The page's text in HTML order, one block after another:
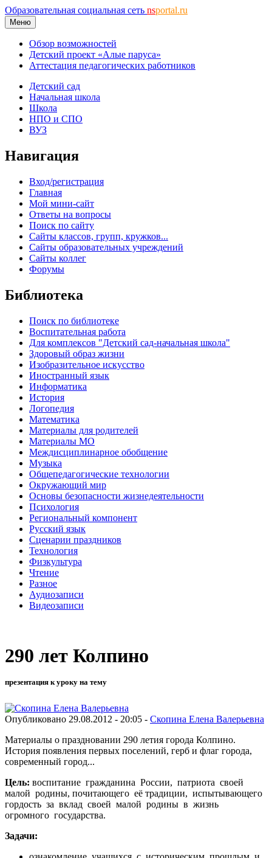
Образовательная социальная сеть nsportal.ru
Меню
Обзор возможностей
Детский проект «Алые паруса»
Аттестация педагогических работников
Детский сад
Начальная школа
Школа
НПО и СПО
ВУЗ
Навигация
Вход/регистрация
Главная
Мой мини-сайт
Ответы на вопросы
Поиск по сайту
Сайты классов, групп, кружков...
Сайты образовательных учреждений
Сайты коллег
Форумы
Библиотека
Поиск по библиотеке
Воспитательная работа
Для комплексов "Детский сад-начальная школа"
Здоровый образ жизни
Изобразительное искусство
Иностранный язык
Информатика
История
Логопедия
Математика
Материалы для родителей
Материалы МО
Междисциплинарное обобщение
Музыка
Общепедагогические технологии
Окружающий мир
Основы безопасности жизнедеятельности
Психология
Региональный компонент
Русский язык
Сценарии праздников
Технология
Физкультура
Чтение
Разное
Аудиозаписи
Видеозаписи
290 лет Колпино
презентация к уроку на тему
Опубликовано 29.08.2012 - 20:05 - Скопина Елена Валерьевна
Материалы о праздновании 290 летия города Колпино.
История появления первых поселений, герб и флаг города,
современный город...
Цель: воспитание гражданина России, патриота своей
малой родины, почитающего её традиции, испытывающего
гордость за вклад своей малой родины в жизнь
огромного государства.
Задачи: